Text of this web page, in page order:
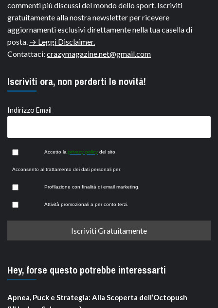
commenti più discussi del mondo dello sport. Iscriviti
gratuitamente alla nostra newsletter per ricevere
aggiornamenti esclusivi direttamente nella tua casella di
posta. → Leggi Disclaimer.
Contattaci: crazymagazine.net@gmail.com
Iscriviti ora, non perderti le novità!
Indirizzo Email
Accetto la privacy policy del sito.
Acconsento al trattamento dei dati personali per:
Profilazione con finalità di email marketing.
Attività promozionali a per conto terzi.
Hey, forse questo potrebbe interessarti
Apnea, Puck e Strategia: Alla Scoperta dell’Octopush